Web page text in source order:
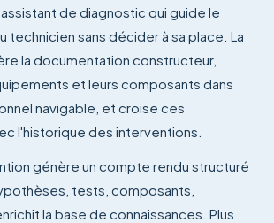
de diagnostic qui guide le
technicien sans décider à sa place. La
la documentation constructeur,
et leurs composants dans
navigable, et croise ces
l'historique des interventions.
génère un compte rendu structuré
tests, composants,
la base de connaissances. Plus